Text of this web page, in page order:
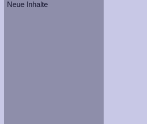
Neue Inhalte